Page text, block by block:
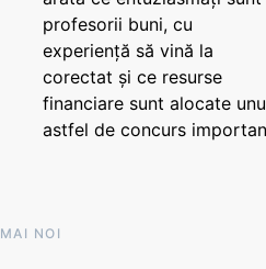
profesorii buni, cu
experiență să vină la
corectat și ce resurse
financiare sunt alocate
astfel de concurs
NOI